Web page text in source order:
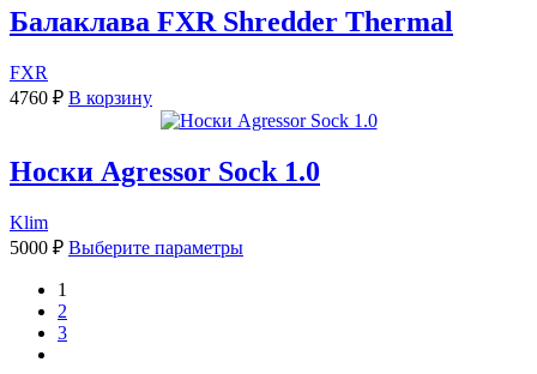
несколько
вариаций.
на
странице
товара.
Балаклава FXR Shredder Thermal
FXR
4760 ₽ В корзину
Носки Agressor Sock 1.0
Klim
5000 ₽ Выберите параметрыЭтот
1
2
3